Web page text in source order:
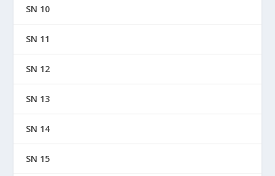
SN 10
SN 11
SN 12
SN 13
SN 14
SN 15